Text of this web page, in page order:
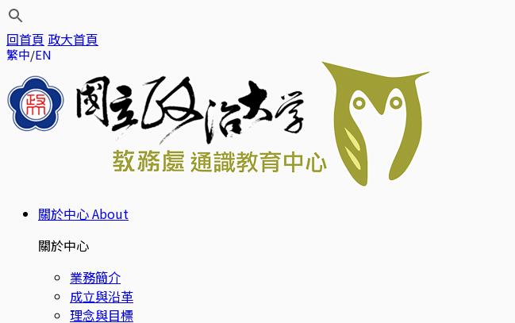
回首頁 政大首頁
繁中 EN
關於中心About
關於中心
業務簡介
成立與沿革
理念與目標